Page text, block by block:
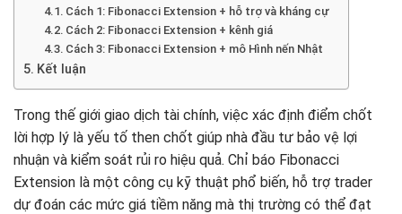
Cách 1: Fibonacci Extension + hỗ trợ và kháng cự
Cách 2: Fibonacci Extension + kênh giá
Cách 3: Fibonacci Extension + mô Hình nến Nhật
Kết luận
Trong thế giới giao dịch tài chính, việc xác định điểm chốt
lời hợp lý là yếu tố then chốt giúp nhà đầu tư bảo vệ lợi
nhuận và kiểm soát rủi ro hiệu quả. Chỉ báo Fibonacci
Extension là một công cụ kỹ thuật phổ biến, hỗ trợ trader
dự đoán các mức giá tiềm năng mà thị trường có thể đạt